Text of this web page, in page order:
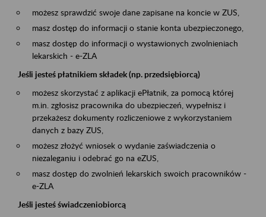
możesz sprawdzić swoje dane zapisane na koncie w ZUS,
masz dostęp do informacji o stanie konta ubezpieczonego,
masz dostęp do informacji o wystawionych zwolnieniach
lekarskich - e-ZLA
Jeśli jesteś płatnikiem składek (np. przedsiębiorcą)
możesz skorzystać z aplikacji ePłatnik, za pomocą której
m.in. zgłosisz pracownika do ubezpieczeń, wypełnisz i
przekażesz dokumenty rozliczeniowe z wykorzystaniem
danych z bazy ZUS,
możesz złożyć wniosek o wydanie zaświadczenia o
niezaleganiu i odebrać go na eZUS,
masz dostęp do zwolnień lekarskich swoich pracowników -
e-ZLA
Jeśli jesteś świadczeniobiorcą